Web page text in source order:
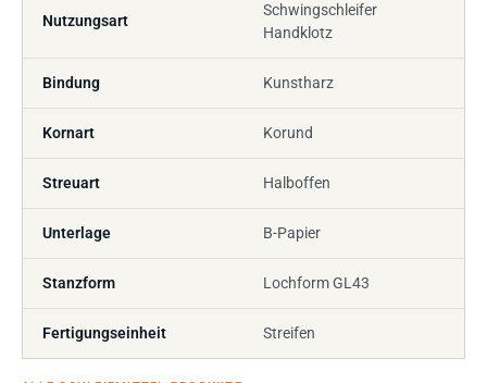
Nutzungsart
Schwingschleifer
Handklotz
Bindung Kunstharz
Kornart Korund
Streuart Halboffen
Unterlage B-Papier
Stanzform Lochform GL43
Fertigungseinheit Streifen